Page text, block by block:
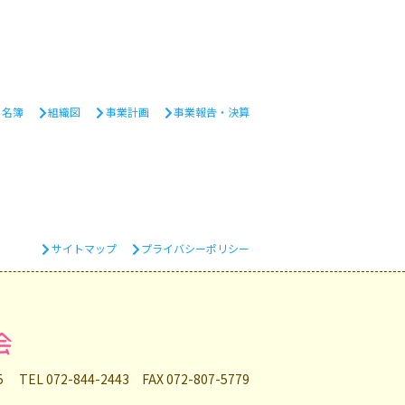
簿 組織図 事業計画 事業報告・決算
サイトマップ プライバシーポリシー
TEL 072-844-2443 FAX 072-807-5779